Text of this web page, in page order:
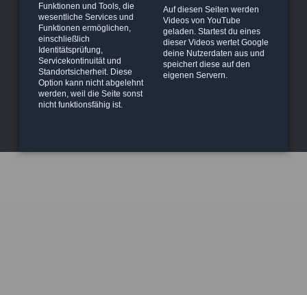
START REFERENZEN SHOWCASE
ACTION
FIRMA
Navigation
überspringen
IMPRESSUM KONTAKT DATENSCHUTZ
FACEBOOK
INSTAGRAM
TELEFON: 030 75774488
Funktionen und Tools, die
wesentliche Services und
Funktionen ermöglichen,
einschließlich
Identitätsprüfung,
Servicekontinuität und
Standortsicherheit. Diese
Option kann nicht abgelehnt
werden, weil die Seite sonst
nicht funktionsfähig ist.
Auf diesen Seiten werden
Videos von YouTube
geladen. Startest du eines
dieser Videos wertet Google
deine Nutzerdaten aus und
speichert diese auf den
eigenen Servern.